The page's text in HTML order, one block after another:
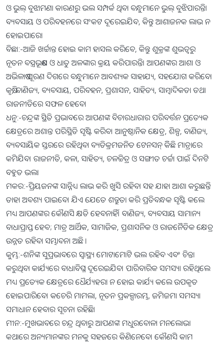
ଓ ଭୁଲ୍‌ ବୁଝାମଣା କାରଣରୁ ଭଲ ସମ୍ପର୍କ ଥିବା ବନ୍ଧୁମାନେ ଭୁଲ୍‌ ବୁଝିପାରନ୍ତି।
ବ୍ୟବସାୟ ଓ ପରିବହନରେ ସଂକଟ ଦୂରେଇଯିବ, କିନ୍ତୁ ଆଶାଜନକ ଲାଭ ନ
ହୋଇପାରେ।
ବିଛା:-ଆଜି ଖର୍ଚ୍ଚାନ୍ତ ହୋଇ କାମ ହାସଲ କରିବେ, କିନ୍ତୁ ଶୁକ୍ରଙ୍କ ଶୁଭତ୍ୱରୁ
ନୂତନ ବସ୍ତ୍ରଭୂଷଣ ଓ ଧାତୁ ଅଳଙ୍କାର କ୍ରୟ କରିପାରନ୍ତି। ଆପଣଙ୍କର ଆଶା ଓ
ଅଭିଳାଷ ପୂରଣ ଦିଗରେ ବନ୍ଧୁମାନେ ଆବଶ୍ୟକ ସାହାଯ୍ୟ, ସହଯୋଗ କରିବେ।
କୃଷି, ବାଣିଜ୍ୟ, ବ୍ୟବସାୟ, ପରିବହନ, ପ୍ରଶାସନ, ସାହିତ୍ୟ, ସାମ୍ବାଦିକତା ତଥା
ରାଜନୀତିରେ ସଫଳ ହେବେ।
ଧନୁ:-ଚନ୍ଦ୍ରଙ୍କ ସ୍ଥିତି ପ୍ରଭାବରେ ଆପଣଙ୍କ ବିଚାରଧାରାର ପରିବର୍ତ୍ତନ ପ୍ରତ୍ୟେକ
କ୍ଷେତ୍ରରେ ଅଶାନ୍ତ ପରିସ୍ଥିତି ସୃଷ୍ଟି କରିବ। ଆନୁଷ୍ଠାନିକ କ୍ଷେତ୍ର, ଶିଳ୍ପ, ବାଣିଜ୍ୟ,
ବ୍ୟବସାୟିକ ସ୍ତରରେ ରହିଥିବା ବ୍ୟତିକ୍ରମଜନିତ ଟେନସନ୍‌ କିିଛି ମାତ୍ରାରେ
କମିଯିବ। ରାଜନୀତି, କଳା, ସାହିତ୍ୟ, ଚଳଚ୍ଚିତ୍ର ଓ ସଙ୍ଗୀତ ଚର୍ଚ୍ଚା ପାଇଁ ଦିନଟି
ବହୁତ ଭଲ।
ମକର:-ପ୍ରିୟଜନଙ୍କ ସାନ୍ନିଧ୍ୟ ଲାଭ କରି ଖୁସି ରହିବା ସହ ଯାହା ଆଶା କରୁଛନ୍ତି
ତାହା ଅବଶ୍ୟ ପାଇବେ। ଯିଏ ଯେତେ ଶତ୍ରୁତା କରି ପ୍ରତିବନ୍ଧକ ସୃଷ୍ଟି କଲେ
ମଧ୍ୟ ଆପଣଙ୍କର କୌଣସି କ୍ଷତି ହେବନାହିଁ। ବାଣିଜ୍ୟ, ବ୍ୟବସାୟ ସାମାନ୍ୟ
ବାଧାପ୍ରାପ୍ତ ହେବ; ମାତ୍ର ଆର୍ଥିକ, ସାମାଜିକ, ପ୍ରଶାସନିକ ଓ ରାଜନୈତିକ କ୍ଷେତ୍ର
ଉନ୍ନତ ରହିବା ସମ୍ଭାବନା ଅଛି ।
କୁମ୍ଭ:-ଶନିଙ୍କ ସୁପ୍ରଭାବରେ ସ୍ବାସ୍ଥ୍ୟ ମୋଟାମୋଟି ଭଲ ରହିବ ଏବଂ ଚିନ୍ତା
କରୁଥିବା କାର୍ଯ୍ୟରେ ବାଧାବିଘ୍ନ ଦୂରେଇଯିବ। ପାରିବାରିକ ସମସ୍ୟା ରହିଥିଲେ
ମଧ୍ୟ ପ୍ରତ୍ୟେକ କ୍ଷେତ୍ରରେ ଧୈର୍ଯ୍ୟହରା ନ ହୋଇ କାର୍ଯ୍ୟ କଲେ ଉପକୃତ
ହୋଇପାରିବେ। କଚେରି ମାମଲା, ନୂତନ ପ୍ରକଳ୍ପାରମ୍ଭ, ଜମିଜମା ସମସ୍ୟା
ସମାଧାନ ହେବାର ସୂଚନା ରହିଛି।
ମୀନ:-ମୁଖଭାବରେ ଚନ୍ଦ୍ର ଥିବାରୁ ଆପଣଙ୍କ ମଧୁରବୋଳା ମନଲୋଭା
କଥାରେ ଅନ୍ୟମାନଙ୍କର ମନକୁ ସହଜରେ କିଣିନେବେ। କୌଣସି କାମ